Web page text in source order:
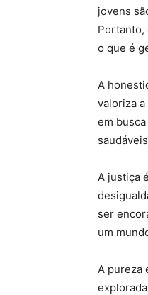
jovens
Portanto,
o que é
A
valoriza
em
A justiça
ser
um
A pureza